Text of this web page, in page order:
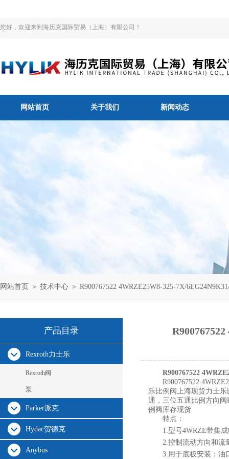
您好，欢迎来到海历克国际贸易（上海）有限公司！
网站首页 关于我们 新闻动态
网站首页 ＞ 技术中心 ＞ R900767522 4WRZE25W8-325-7X/
产品目录
Rexroth力士乐
Rexroth阀
泵
Parker派克
Hydac贺德克
Anybus
R900767522
R900767522
乐比例阀上海现货力士
通，三位五通比例方向阀
例阀库存现货
特点：
1.型号4WRZE带集
2.控制流动方向和流
3.用于底板安装：油